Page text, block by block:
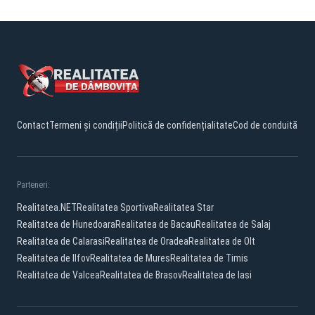
ContactTermeni și condițiiPolitică de confidențialitateCod de conduită
Parteneri:
Realitatea.NETRealitatea SportivaRealitatea Star
Realitatea de HunedoaraRealitatea de BacauRealitatea de Salaj
Realitatea de CalarasiRealitatea de OradeaRealitatea de Olt
Realitatea de IlfovRealitatea de MuresRealitatea de Timis
Realitatea de ValceaRealitatea de BrasovRealitatea de Iasi